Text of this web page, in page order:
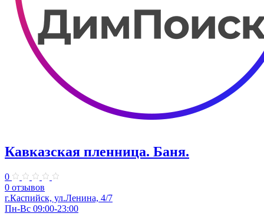
Кавказская пленница. ​Баня.
0
0 отзывов
г.Каспийск, ул.Ленина, 4/7
Пн-Вс 09:00-23:00